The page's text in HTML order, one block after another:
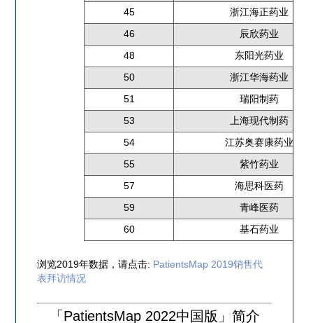
45 浙江海正药业
46 辰欣药业
48 东阳光药业
50 浙江华海药业
51 瑞阳制药
53 上海现代制药
54 江苏奥赛康药业
55 紫竹药业
57 海思科医药
59 青峰医药
60 基石药业
浏览2019年数据，请点击: PatientsMap 2019销售代
表拜访情况
「PatientsMap 2022中国版」简介